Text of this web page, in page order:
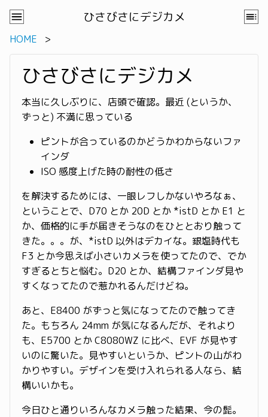
ひさびさにデジカメ
HOME
ひさびさにデジカメ
本当に久しぶりに、店頭で確認。最近 (というか、
ずっと) 不満に思っている
ピントが合っているのかどうかわからないファ
インダ
ISO 感度上げた時の耐性の低さ
を解決するためには、一眼レフしかないやろなぁ、
ということで、D70 とか 20D とか *istD とか E1 と
か、価格的に手が届きそうなのをひととおり触って
きた。。。が、*istD 以外はデカイな。銀塩時代も
F3 とか今思えば小さいカメラを使ってたので、でか
すぎるとちと悩む。D20 とか、結構ファインダ見や
すくなってたので惹かれるんだけどね。
あと、E8400 がずっと気になってたので触ってき
た。もちろん 24mm が気になるんだが、それより
も、E5700 とか C8080WZ に比べ、EVF が見やす
いのに驚いた。見やすいというか、ピントの山がわ
かりやすい。デザインを受け入れられる人なら、結
構いいかも。
今日ひと通りいろんなカメラ触った結果、今の髭。